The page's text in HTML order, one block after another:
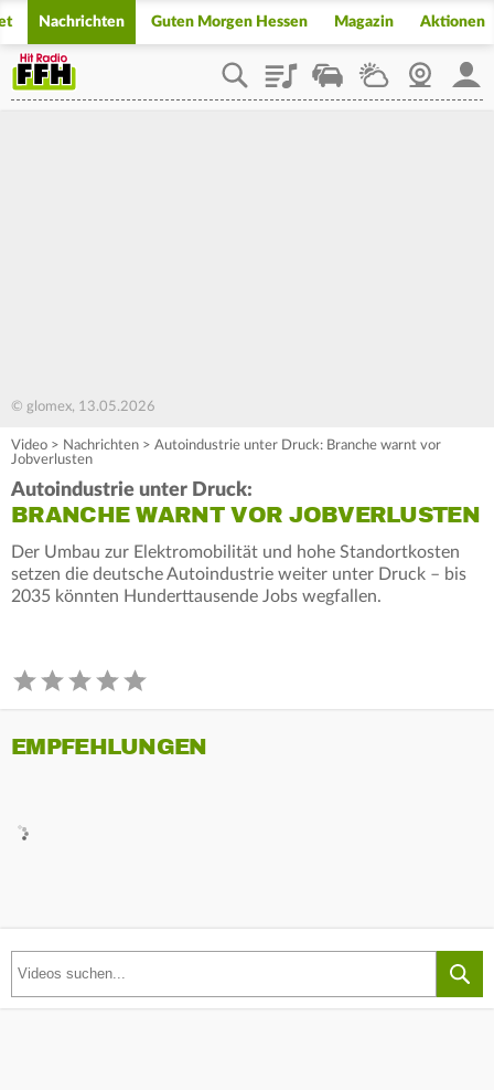
Nachrichten Guten Morgen Hessen Magazin Aktionen
PlaylistStaupilotWetterWebcam
© glomex, 13.05.2026
Video > Nachrichten > Autoindustrie unter Druck: Branche warnt vor
Jobverlusten
Autoindustrie unter Druck:
BRANCHE WARNT VOR JOBVERLUSTEN
Der Umbau zur Elektromobilität und hohe Standortkosten
setzen die deutsche Autoindustrie weiter unter Druck – bis
2035 könnten Hunderttausende Jobs wegfallen.
EMPFEHLUNGEN